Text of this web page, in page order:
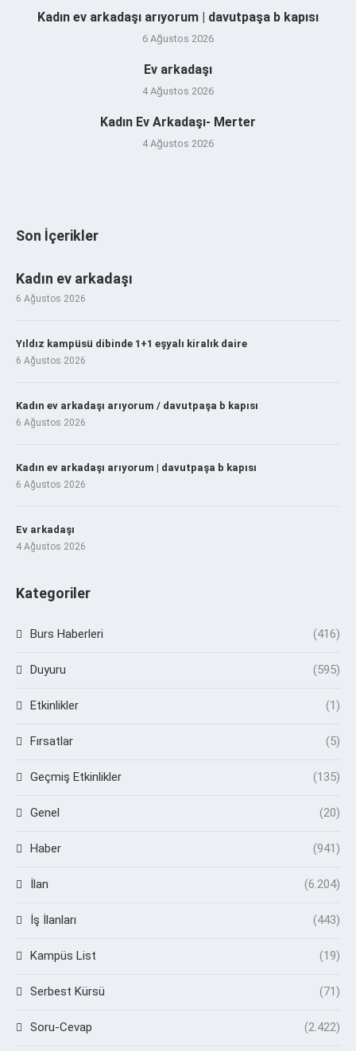
Kadın ev arkadaşı arıyorum | davutpaşa b kapısı
6 Ağustos 2026
Ev arkadaşı
4 Ağustos 2026
Kadın Ev Arkadaşı- Merter
4 Ağustos 2026
Son İçerikler
Kadın ev arkadaşı
6 Ağustos 2026
Yıldız kampüsü dibinde 1+1 eşyalı kiralık daire
6 Ağustos 2026
Kadın ev arkadaşı arıyorum / davutpaşa b kapısı
6 Ağustos 2026
Kadın ev arkadaşı arıyorum | davutpaşa b kapısı
6 Ağustos 2026
Ev arkadaşı
4 Ağustos 2026
Kategoriler
Burs Haberleri (416)
Duyuru (595)
Etkinlikler (1)
Fırsatlar (5)
Geçmiş Etkinlikler (135)
Genel (20)
Haber (941)
İlan (6.204)
İş İlanları (443)
Kampüs List (19)
Serbest Kürsü (71)
Soru-Cevap (2.422)